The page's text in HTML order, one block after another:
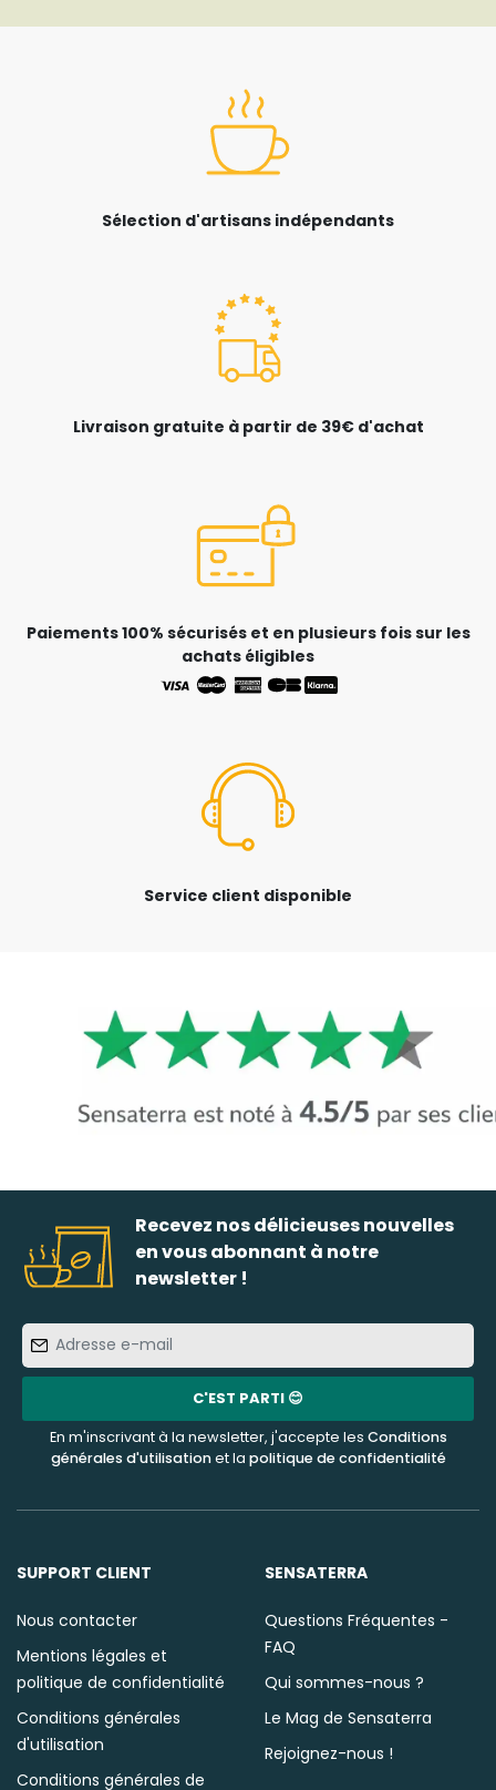
Sélection d'artisans indépendants
Livraison gratuite à partir de 39€ d'achat
Paiements 100% sécurisés et en plusieurs fois sur les
achats éligibles
Service client disponible
Recevez nos délicieuses nouvelles
en vous abonnant à notre
newsletter !
e-
mail
C'EST PARTI 😊
En m'inscrivant à la newsletter, j'accepte les Conditions
générales d'utilisationet la politique de confidentialité
SUPPORT CLIENT
Nous contacter
Mentions légales et
politique de confidentialité
Conditions générales
d'utilisation
Conditions générales de
SENSATERRA
Questions Fréquentes -
FAQ
Qui sommes-nous ?
Le Mag de Sensaterra
Rejoignez-nous !